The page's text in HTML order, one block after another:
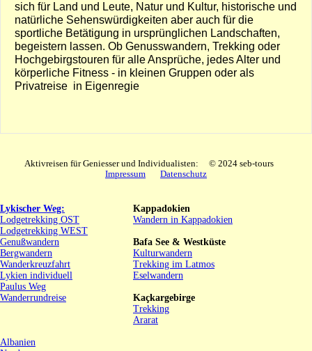
sich für Land und Leute, Natur und Kultur, historische und
natürliche Sehenswürdigkeiten aber auch für die
sportliche Betätigung in ursprünglichen Landschaften,
begeistern lassen. Ob Genusswandern, Trekking oder
Hochgebirgstouren für alle Ansprüche, jedes Alter und
körperliche Fitness - in kleinen Gruppen oder als
Privatreise in Eigenregie
Aktivreisen für Geniesser und Individualisten: © 2024 seb-tours
Impressum
Datenschutz
Lykischer Weg:
Lodgetrekking OST
Lodgetrekking WEST
Genußwandern
Bergwandern
Wanderkreuzfahrt
Lykien individuell
Paulus Weg
Wanderrundreise
Kappadokien
Wandern in Kappadokien
Bafa See & Westküste
Kulturwandern
Trekking im Latmos
Eselwandern
Kaçkargebirge
Trekking
Ararat
Albanien